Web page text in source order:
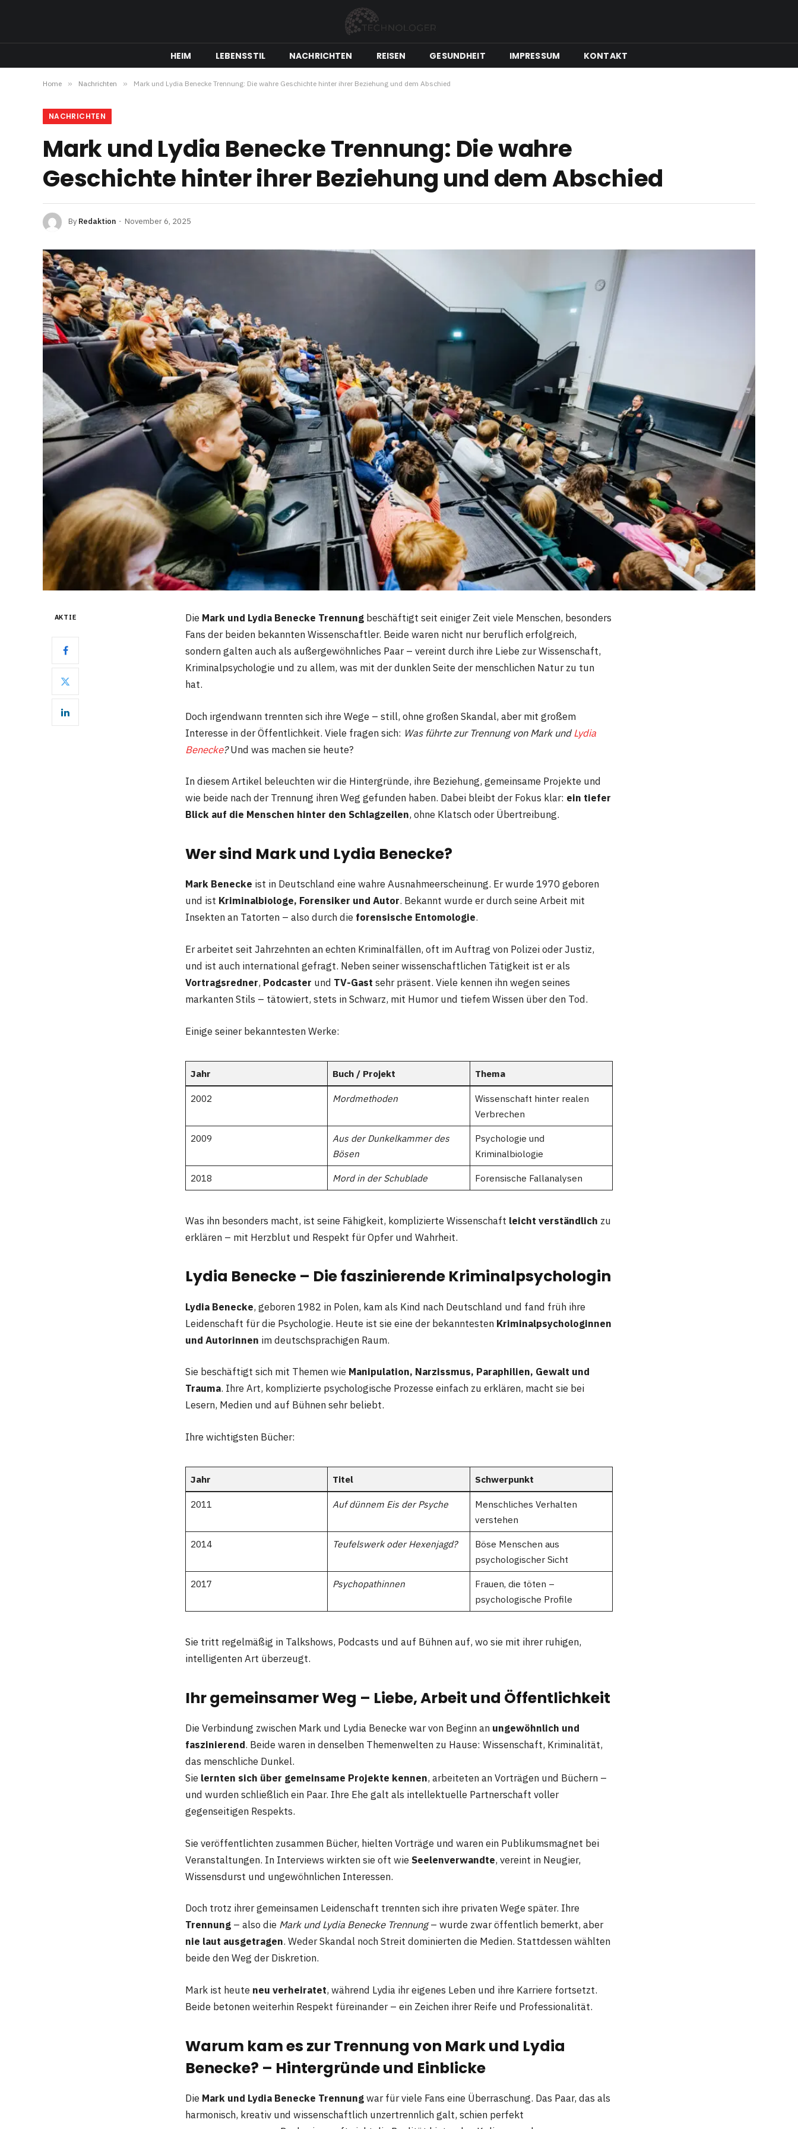
HEIM LEBENSSTIL NACHRICHTEN REISEN GESUNDHEIT IMPRESSUM KONTAKT
Home » Nachrichten » Mark und Lydia Benecke Trennung: Die wahre Geschichte hinter ihrer Beziehung und dem Abschied
NACHRICHTEN
Mark und Lydia Benecke Trennung: Die wahre
Geschichte hinter ihrer Beziehung und dem Abschied
By Redaktion November 6, 2025
AKTIE Die Mark und Lydia Benecke Trennung beschäftigt seit einiger Zeit viele Menschen, besonders
Fans der beiden bekannten Wissenschaftler. Beide waren nicht nur beruflich erfolgreich,
sondern galten auch als außergewöhnliches Paar – vereint durch ihre Liebe zur Wissenschaft,
Kriminalpsychologie und zu allem, was mit der dunklen Seite der menschlichen Natur zu tun
hat.
Doch irgendwann trennten sich ihre Wege – still, ohne großen Skandal, aber mit großem
Interesse in der Öffentlichkeit. Viele fragen sich: Was führte zur Trennung von Mark undLydia
Benecke?Und was machen sie heute?
In diesem Artikel beleuchten wir die Hintergründe, ihre Beziehung, gemeinsame Projekte und
wie beide nach der Trennung ihren Weg gefunden haben. Dabei bleibt der Fokus klar: ein tiefer
Blick auf die Menschen hinter den Schlagzeilen, ohne Klatsch oder Übertreibung.
Wer sind Mark und Lydia Benecke?
Mark Benecke ist in Deutschland eine wahre Ausnahmeerscheinung. Er wurde 1970 geboren
und ist Kriminalbiologe, Forensiker und Autor. Bekannt wurde er durch seine Arbeit mit
Insekten an Tatorten – also durch die forensische Entomologie.
Er arbeitet seit Jahrzehnten an echten Kriminalfällen, oft im Auftrag von Polizei oder Justiz,
und ist auch international gefragt. Neben seiner wissenschaftlichen Tätigkeit ist er als
Vortragsredner, Podcaster und TV-Gast sehr präsent. Viele kennen ihn wegen seines
markanten Stils – tätowiert, stets in Schwarz, mit Humor und tiefem Wissen über den Tod.
Einige seiner bekanntesten Werke:
Jahr Buch / Projekt Thema
2002 Mordmethoden
Wissenschaft hinter realen
Verbrechen
2009
Aus der Dunkelkammer des
Bösen
Psychologie und
Kriminalbiologie
2018 Mord in der Schublade Forensische Fallanalysen
Was ihn besonders macht, ist seine Fähigkeit, komplizierte Wissenschaft leicht verständlich zu
erklären – mit Herzblut und Respekt für Opfer und Wahrheit.
Lydia Benecke – Die faszinierende Kriminalpsychologin
Lydia Benecke, geboren 1982 in Polen, kam als Kind nach Deutschland und fand früh ihre
Leidenschaft für die Psychologie. Heute ist sie eine der bekanntesten Kriminalpsychologinnen
und Autorinnen im deutschsprachigen Raum.
Sie beschäftigt sich mit Themen wie Manipulation, Narzissmus, Paraphilien, Gewalt und
Trauma. Ihre Art, komplizierte psychologische Prozesse einfach zu erklären, macht sie bei
Lesern, Medien und auf Bühnen sehr beliebt.
Ihre wichtigsten Bücher:
Jahr Titel Schwerpunkt
2011 Auf dünnem Eis der Psyche
Menschliches Verhalten
verstehen
2014 Teufelswerk oder Hexenjagd?
Böse Menschen aus
psychologischer Sicht
2017 Psychopathinnen
Frauen, die töten –
psychologische Profile
Sie tritt regelmäßig in Talkshows, Podcasts und auf Bühnen auf, wo sie mit ihrer ruhigen,
intelligenten Art überzeugt.
Ihr gemeinsamer Weg – Liebe, Arbeit und Öffentlichkeit
Die Verbindung zwischen Mark und Lydia Benecke war von Beginn an ungewöhnlich und
faszinierend. Beide waren in denselben Themenwelten zu Hause: Wissenschaft, Kriminalität,
das menschliche Dunkel.
Sie lernten sich über gemeinsame Projekte kennen, arbeiteten an Vorträgen und Büchern –
und wurden schließlich ein Paar. Ihre Ehe galt als intellektuelle Partnerschaft voller
gegenseitigen Respekts.
Sie veröffentlichten zusammen Bücher, hielten Vorträge und waren ein Publikumsmagnet bei
Veranstaltungen. In Interviews wirkten sie oft wie Seelenverwandte, vereint in Neugier,
Wissensdurst und ungewöhnlichen Interessen.
Doch trotz ihrer gemeinsamen Leidenschaft trennten sich ihre privaten Wege später. Ihre
Trennung – also die Mark und Lydia Benecke Trennung– wurde zwar öffentlich bemerkt, aber
nie laut ausgetragen. Weder Skandal noch Streit dominierten die Medien. Stattdessen wählten
beide den Weg der Diskretion.
Mark ist heute neu verheiratet, während Lydia ihr eigenes Leben und ihre Karriere fortsetzt.
Beide betonen weiterhin Respekt füreinander – ein Zeichen ihrer Reife und Professionalität.
Warum kam es zur Trennung von Mark und Lydia
Benecke? – Hintergründe und Einblicke
Die Mark und Lydia Benecke Trennungwar für viele Fans eine Überraschung. Das Paar, das als
harmonisch, kreativ und wissenschaftlich unzertrennlich galt, schien perfekt